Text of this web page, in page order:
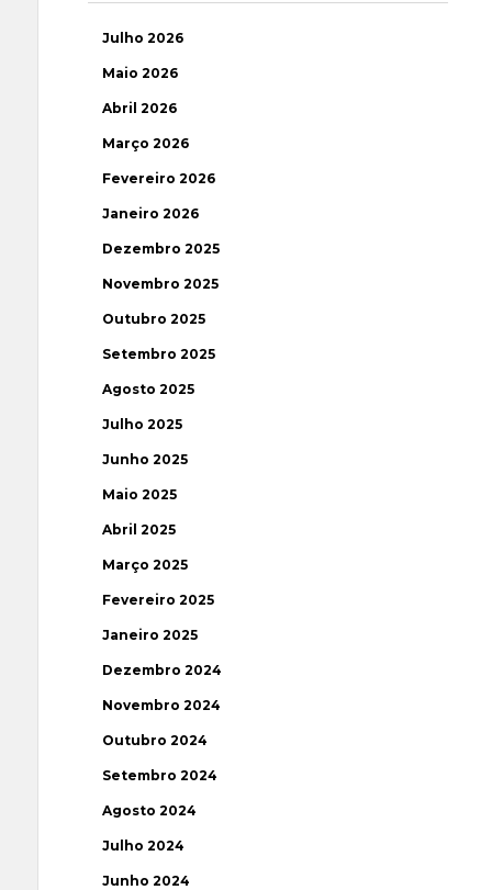
Julho 2026
Maio 2026
Abril 2026
Março 2026
Fevereiro 2026
Janeiro 2026
Dezembro 2025
Novembro 2025
Outubro 2025
Setembro 2025
Agosto 2025
Julho 2025
Junho 2025
Maio 2025
Abril 2025
Março 2025
Fevereiro 2025
Janeiro 2025
Dezembro 2024
Novembro 2024
Outubro 2024
Setembro 2024
Agosto 2024
Julho 2024
Junho 2024